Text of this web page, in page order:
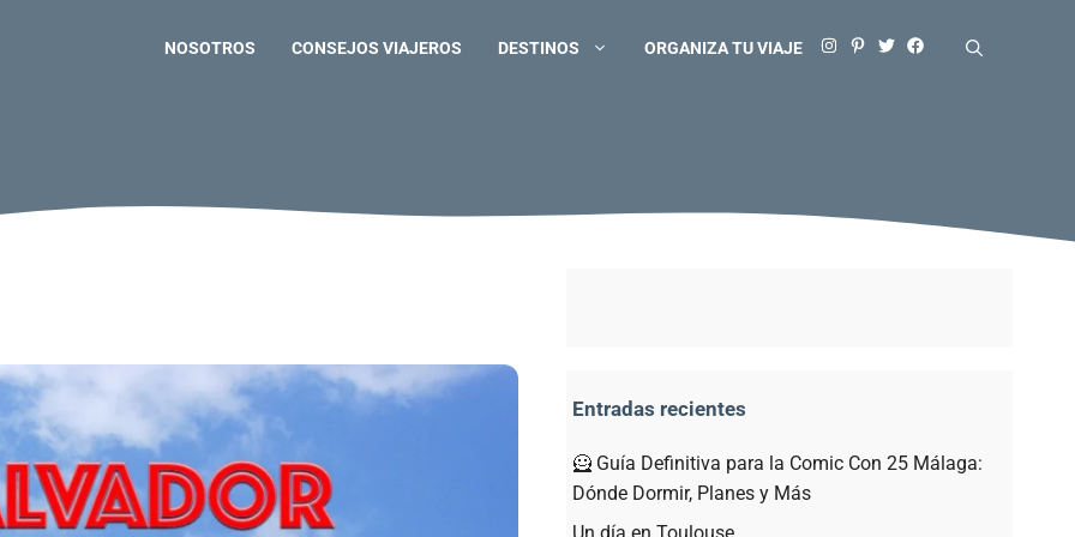
NOSOTROS CONSEJOS VIAJEROS DESTINOS ORGANIZA TU VIAJE
Entradas recientes
🦸 Guía Definitiva para la Comic Con 25 Málaga:
Dónde Dormir, Planes y Más